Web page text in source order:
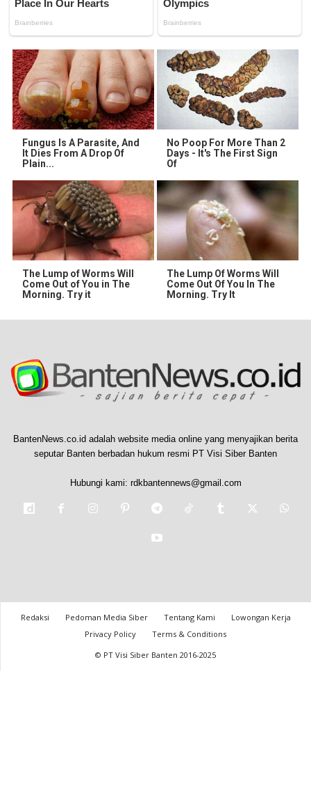
Fungus Is A Parasite, And
It Dies From A Drop Of
Plain...
No Poop For More Than 2
Days - It's The First Sign
Of
The Lump of Worms Will
Come Out of You in The
Morning. Try it
The Lump Of Worms Will
Come Out Of You In The
Morning. Try It
BantenNews.co.id adalah website media online yang menyajikan berita
seputar Banten berbadan hukum resmi PT Visi Siber Banten
Hubungi kami: rdkbantennews@gmail.com
Redaksi Pedoman Media Siber Tentang Kami
Lowongan Kerja
Privacy Policy
Terms & Conditions
© PT Visi Siber Banten 2016-2025